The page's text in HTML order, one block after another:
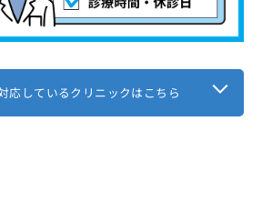
応しているクリニックはこちら